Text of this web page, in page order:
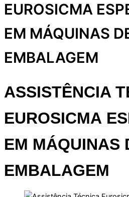
EUROSICMA
EM MÁQUINAS
EMBALAGEM
ASSISTÊNCIA
EUROSICMA
EM MÁQUINAS
EMBALAGEM